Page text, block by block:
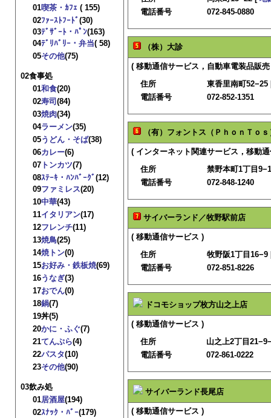
01喫茶・ｶﾌｪ ( 155)
02ﾌｧｰｽﾄﾌｰﾄﾞ(30)
03ﾃﾞｻﾞｰﾄ・ﾊﾟﾝ(163)
04ﾃﾞﾘﾊﾞﾘｰ・弁当( 58)
05その他(75)
02食事処
01和食(20)
02寿司(84)
03焼肉(34)
04ラーメン(35)
05うどん・そば(38)
06カレー(6)
07 トンカツ(7)
08ｽﾃｰｷ・ﾊﾝﾊﾞｰｸﾞ(12)
09ファミレス(20)
10中華(43)
11イタリアン(17)
12フレンチ(11)
13焼鳥(25)
14焼トン(0)
15お好み・鉄板焼(69)
16うなぎ(3)
17おでん(0)
18鍋(7)
19丼(5)
20かに・ふぐ(7)
21てんぷら(4)
22パスタ(10)
23その他(90)
03飲み処
01居酒屋(194)
02ｽﾅｯｸ・ﾊﾞｰ(179)
電話番号
072-845-0880
（株）大診
( 移動通信サービス，自動車電装品販
住所
東香里南町
電話番号
072-852-1351
（有）フォントス（ＰｈｏｎＴｏｓ
( インターネット関連サービス，移動
住所
禁野本町1丁目
電話番号
072-848-1240
サイバーランド／牧野駅前店
( 移動通信サービス )
住所
牧野阪1丁目
電話番号
072-851-8226
ドコモショップ枚方山之上店
( 移動通信サービス )
住所
山之上2丁目
電話番号
072-861-0222
サイバーランド長尾店
( 移動通信サービス )